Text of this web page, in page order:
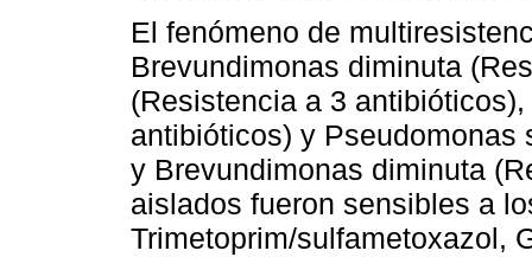
El fenómeno de
Brevundimonas diminuta
(Resistencia a 3
antibióticos) y
y Brevundimonas diminuta
aislados fueron sensibles a
Trimetoprim/sulfametoxazol,